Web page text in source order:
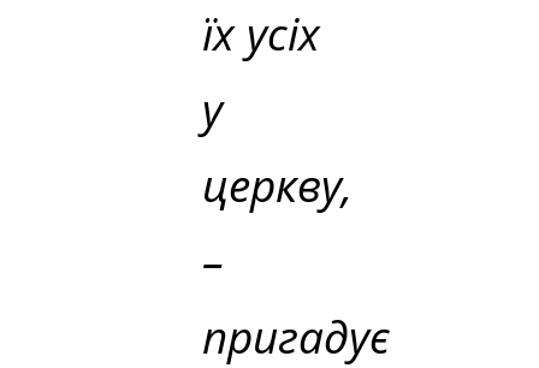
їх усіх
у
церкву,
–
пригадує